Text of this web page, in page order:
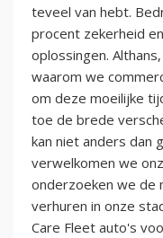
teveel van hebt.
procent zekerheid
oplossingen.
waarom we
om deze moeilijke
toe de brede
kan niet anders dan
verwelkomen we
onderzoeken we de
verhuren in onze
Care Fleet auto's